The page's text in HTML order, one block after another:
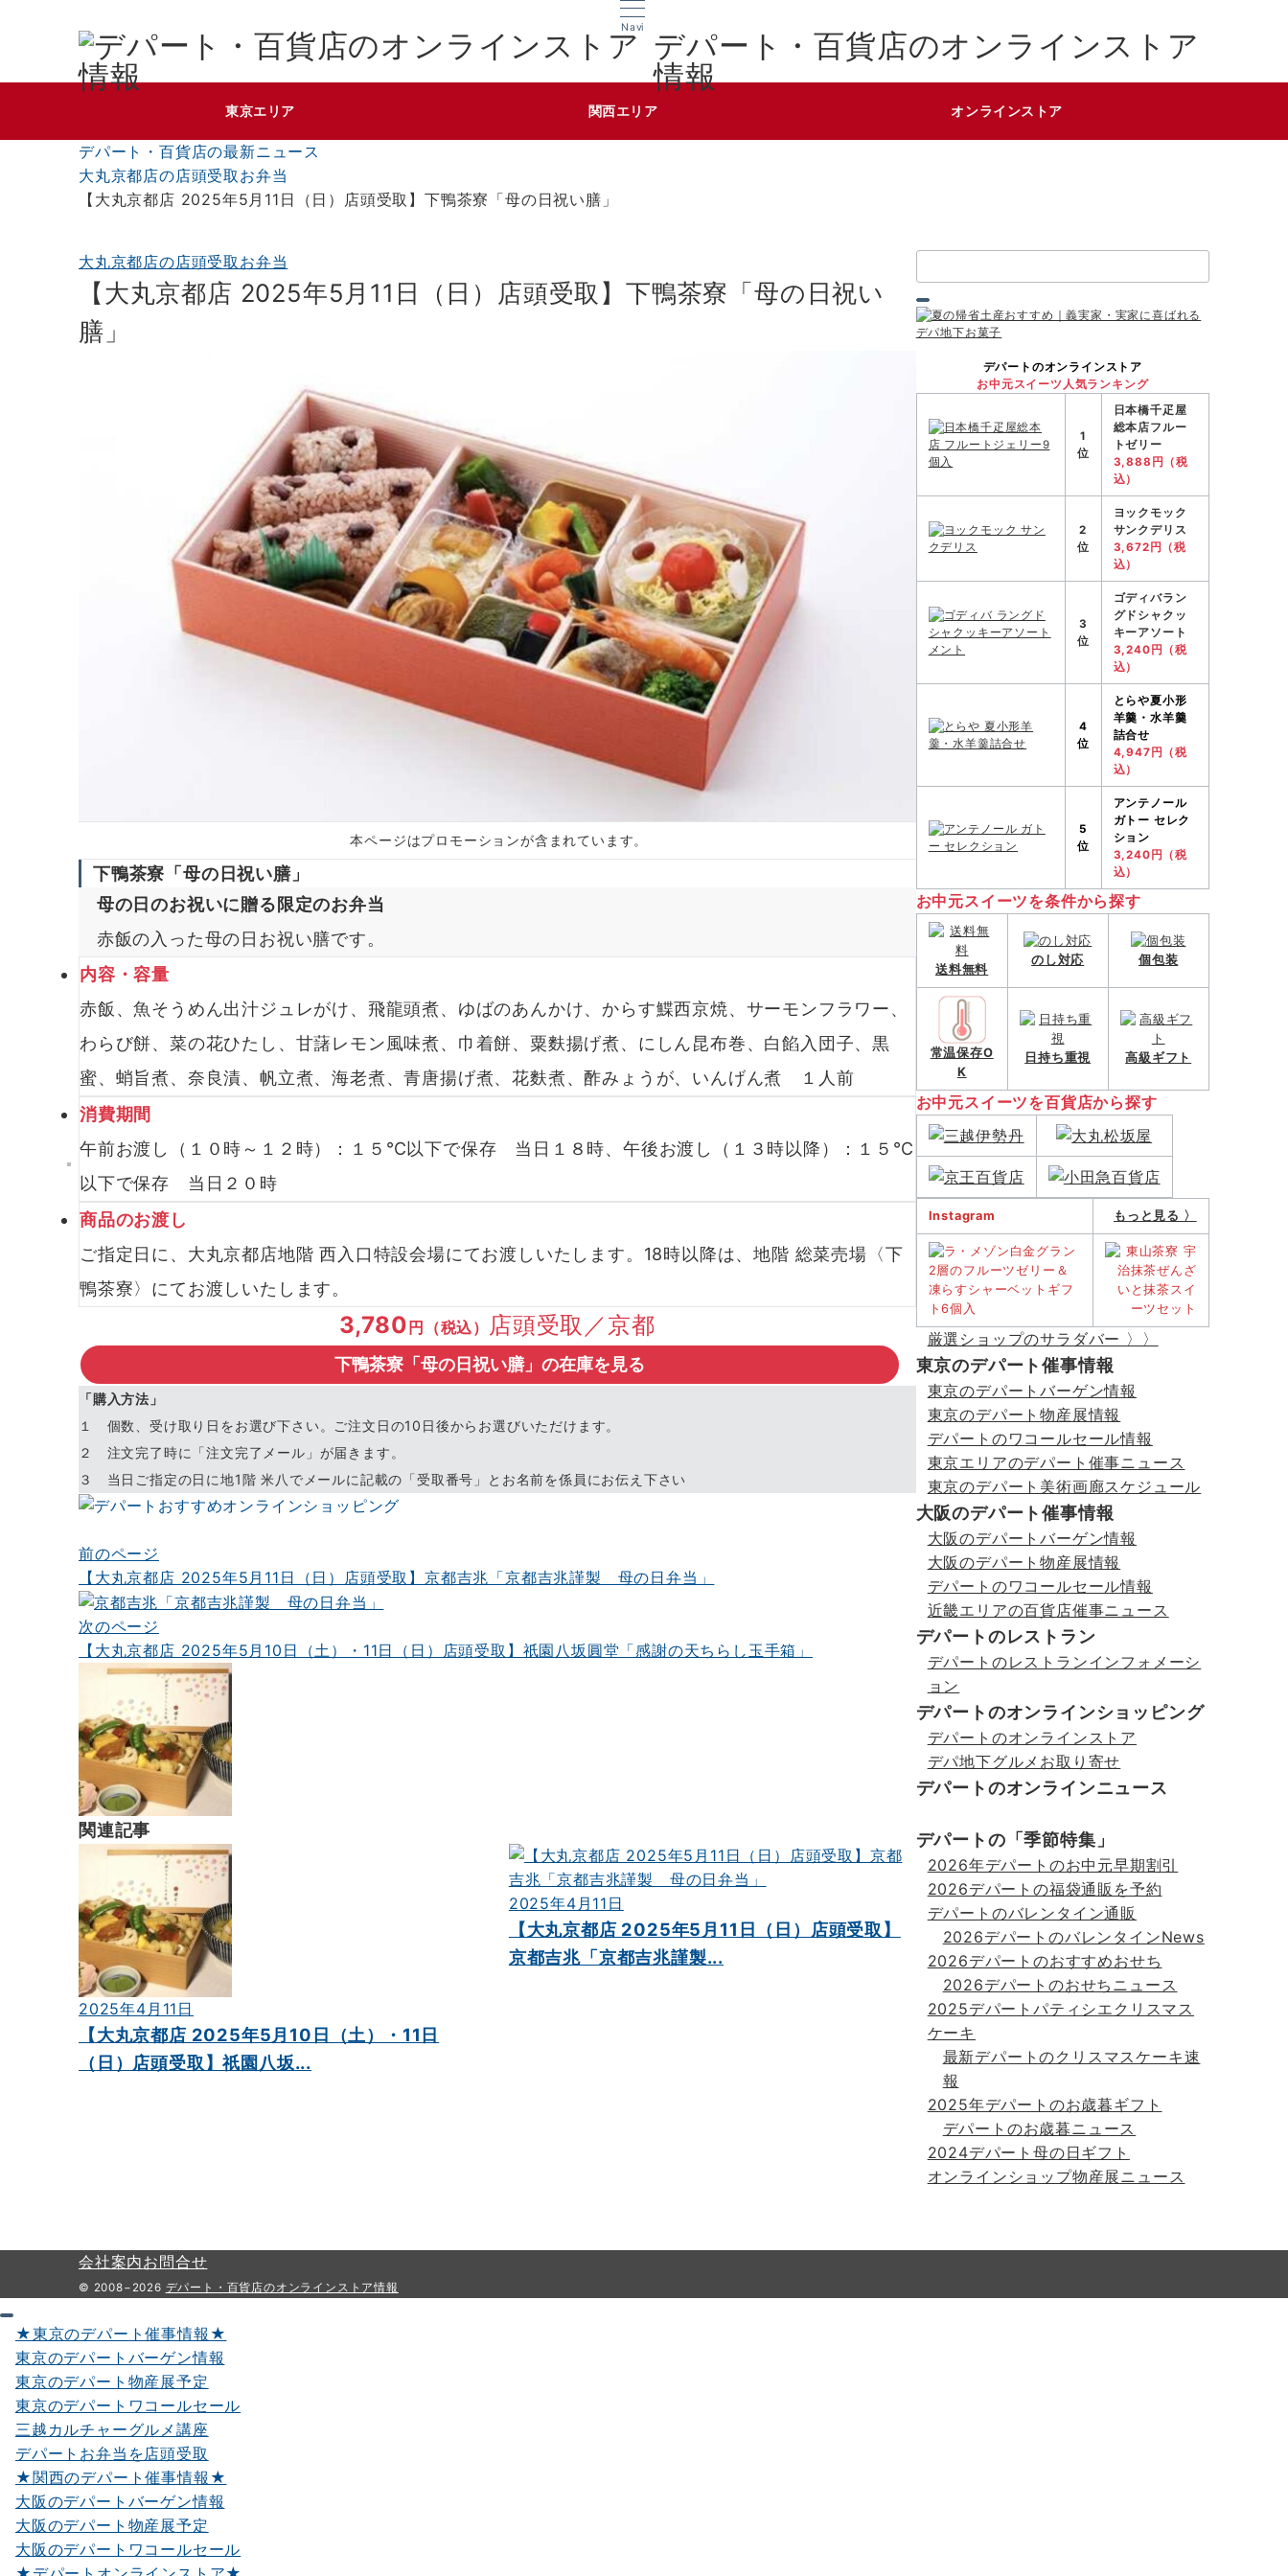
Navi
デパート・百貨店のオンラインストア
情報
東京エリア 関西エリア オンラインストア
デパート・百貨店の最新ニュース
大丸京都店の店頭受取お弁当
【大丸京都店 2025年5月11日（日）店頭受取】下鴨茶寮「母の日祝い膳」
大丸京都店の店頭受取お弁当
【大丸京都店 2025年5月11日（日）店頭受取】下鴨茶寮「母の日祝い
膳」
本ページはプロモーションが含まれています。
下鴨茶寮「母の日祝い膳」
母の日のお祝いに贈る限定のお弁当
赤飯の入った母の日お祝い膳です。
内容・容量
赤飯、魚そうめん出汁ジュレがけ、飛龍頭煮、ゆばのあんかけ、からす鰈西京焼、サーモンフラワー、
わらび餅、菜の花ひたし、甘藷レモン風味煮、巾着餅、粟麩揚げ煮、にしん昆布巻、白餡入団子、黒
蜜、蛸旨煮、奈良漬、帆立煮、海老煮、青唐揚げ煮、花麩煮、酢みょうが、いんげん煮 １人前
消費期間
午前お渡し（１０時～１２時）：１５℃以下で保存 当日１８時、午後お渡し（１３時以降）：１５℃
以下で保存 当日２０時
商品のお渡し
ご指定日に、大丸京都店地階 西入口特設会場にてお渡しいたします。18時以降は、地階 総菜売場〈下
鴨茶寮〉にてお渡しいたします。
3,780 円（税込） 店頭受取／京都
下鴨茶寮「母の日祝い膳」の在庫を見る
「購入方法」
１ 個数、受け取り日をお選び下さい。ご注文日の10日後からお選びいただけます。
２ 注文完了時に「注文完了メール」が届きます。
３ 当日ご指定の日に地1階 米八でメールに記載の「受取番号」とお名前を係員にお伝え下さい
投
稿
ナ
ビ
ー
シ
ョ
ン
前のページ
【大丸京都店 2025年5月11日（日）店頭受取】京都吉兆「京都吉兆謹製 母の日弁当」
次のページ
【大丸京都店 2025年5月10日（土）・11日（日）店頭受取】祇園八坂圓堂「感謝の天ちらし玉手箱」
関連記事
2025年4月11日
【大丸京都店 2025年5月10日（土）・11日
（日）店頭受取】祇園八坂...
2025年4月11日
【大丸京都店 2025年5月11日（日）店頭受取】
京都吉兆「京都吉兆謹製...
索：
デパートのオンラインストア
お中元スイーツ人気ランキング
1
位
日本橋千疋屋
総本店フルー
トゼリー
3,888円（税
込）
2
位
ヨックモック
サンクデリス
3,672円（税
込）
3
位
ゴディバラン
グドシャクッ
キーアソート
3,240円（税
込）
4
位
とらや夏小形
羊羹・水羊羹
詰合せ
4,947円（税
込）
5
位
アンテノール
ガトー セレク
ション
3,240円（税
込）
お中元スイーツを条件から探す
送料無料
のし対応 個包装
常温保存O
K
日持ち重視 高級ギフト
お中元スイーツを百貨店から探す
Instagram もっと見る 〉
厳選ショップのサラダバー 〉〉
東京のデパート催事情報
東京のデパートバーゲン情報
東京のデパート物産展情報
デパートのワコールセール情報
東京エリアのデパート催事ニュース
東京のデパート美術画廊スケジュール
大阪のデパート催事情報
大阪のデパートバーゲン情報
大阪のデパート物産展情報
デパートのワコールセール情報
近畿エリアの百貨店催事ニュース
デパートのレストラン
デパートのレストランインフォメーシ
ョン
デパートのオンラインショッピング
デパートのオンラインストア
デパ地下グルメお取り寄せ
デパートのオンラインニュース
デパートの「季節特集」
2026年デパートのお中元早期割引
2026デパートの福袋通販を予約
デパートのバレンタイン通販
2026デパートのバレンタインNews
2026デパートのおすすめおせち
2026デパートのおせちニュース
2025デパートパティシエクリスマス
ケーキ
最新デパートのクリスマスケーキ速
報
2025年デパートのお歳暮ギフト
デパートのお歳暮ニュース
2024デパート母の日ギフト
オンラインショップ物産展ニュース
会社案内お問合せ
© 2008−2026 デパート・百貨店のオンラインストア情報
★東京のデパート催事情報★
東京のデパートバーゲン情報
東京のデパート物産展予定
東京のデパートワコールセール
三越カルチャーグルメ講座
デパートお弁当を店頭受取
★関西のデパート催事情報★
大阪のデパートバーゲン情報
大阪のデパート物産展予定
大阪のデパートワコールセール